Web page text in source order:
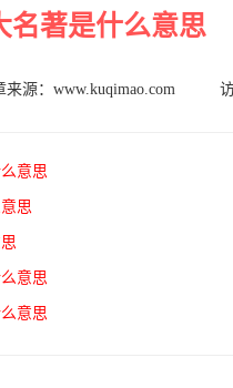
名著是什么意思
来源： www.kuqimao.com
意思
思
意思
意思